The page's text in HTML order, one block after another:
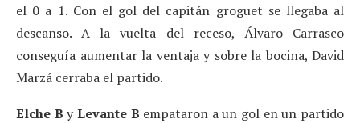
el 0 a 1. Con el gol del capitán groguet se llegaba al
descanso. A la vuelta del receso, Álvaro Carrasco
conseguía aumentar la ventaja y sobre la bocina, David
Marzá cerraba el partido.
Elche ByLevante B empataron a un gol en un partido